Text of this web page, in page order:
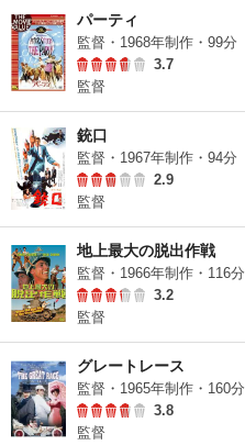
パーティ
監督・1968年制作・99分
3.7
監督
銃口
監督・1967年制作・94分
2.9
監督
地上最大の脱出作戦
監督・1966年制作・116分
3.2
監督
グレートレース
監督・1965年制作・160分
3.8
監督